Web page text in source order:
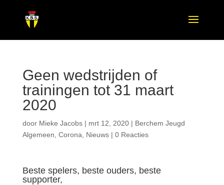
Geen wedstrijden of
trainingen tot 31 maart
2020
door Mieke Jacobs| mrt 12, 2020| Berchem Jeugd
Algemeen Corona Nieuws| 0 Reacties
Beste spelers, beste ouders, beste
supporter,